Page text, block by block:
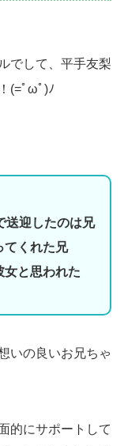
でして、平手友梨
(=ﾟωﾟ)ﾉ
送迎したのは兄
てくれた兄
女と思われた
いの良いお兄ちゃ
的にサポートして